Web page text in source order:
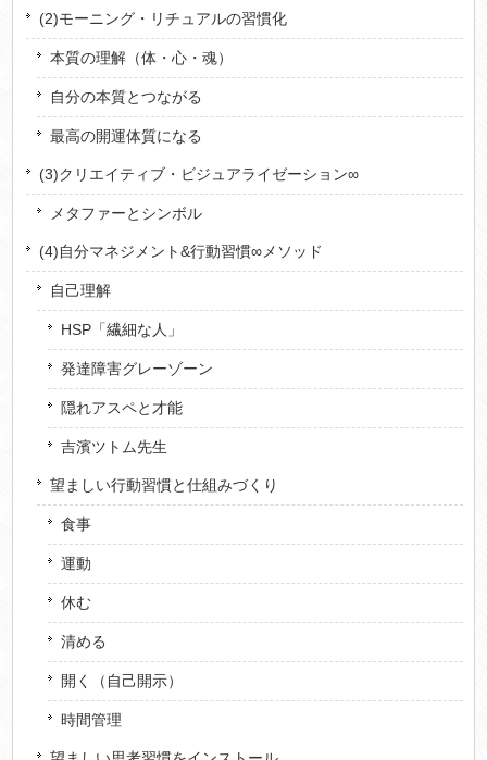
(2)モーニング・リチュアルの習慣化
本質の理解（体・心・魂）
自分の本質とつながる
最高の開運体質になる
(3)クリエイティブ・ビジュアライゼーション∞
メタファーとシンボル
(4)自分マネジメント&行動習慣∞メソッド
自己理解
HSP「繊細な人」
発達障害グレーゾーン
隠れアスペと才能
吉濱ツトム先生
望ましい行動習慣と仕組みづくり
食事
運動
休む
清める
開く（自己開示）
時間管理